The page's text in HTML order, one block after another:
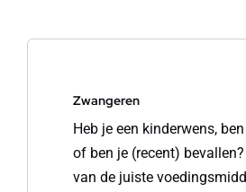
Zwangeren
Heb je een kinderwens,
of ben je (recent)
van de juiste